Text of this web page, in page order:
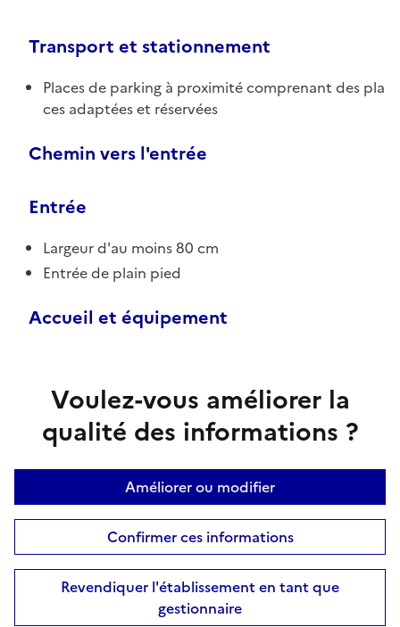
Transport et stationnement
Places de parking à proximité comprenant des pla
ces adaptées et réservées
Chemin vers l'entrée
Entrée
Largeur d'au moins 80 cm
Entrée de plain pied
Accueil et équipement
Voulez-vous améliorer la
qualité des informations ?
Améliorer ou modifier
Confirmer ces informations
Revendiquer l'établissement en tant que
gestionnaire